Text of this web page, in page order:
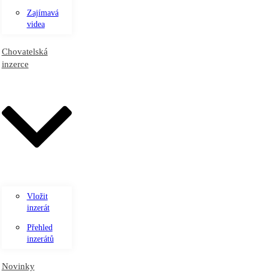
Zajímavá
videa
Chovatelská
inzerce
Vložit
inzerát
Přehled
inzerátů
Novinky